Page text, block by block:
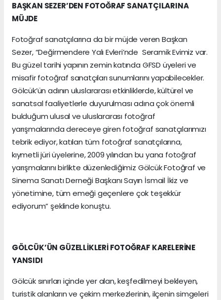
BAŞKAN SEZER’DEN FOTOĞRAF SANATÇILARINA
MÜJDE
Fotoğraf sanatçılarına da bir müjde veren Başkan
Sezer, “Değirmendere Yalı Evleri’nde Seramik Evimiz var.
Bu güzel tarihi yapının zemin katında GFSD üyeleri ve
misafir fotoğraf sanatçıları sunumlarını yapabilecekler.
Gölcük’ün adının uluslararası etkinliklerde, kültürel ve
sanatsal faaliyetlerle duyurulması adına çok önemli
bulduğum ulusal ve uluslararası fotoğraf
yarışmalarında dereceye giren fotoğraf sanatçılarımızı
tebrik ediyor, katılan tüm fotoğraf sanatçılarına,
kıymetli jüri üyelerine, 2009 yılından bu yana fotoğraf
yarışmalarını birlikte düzenlediğimiz Gölcük Fotoğraf ve
Sinema Sanatı Derneği Başkanı Sayın İsmail İkiz ve
yönetimine, tüm emeği geçenlere çok teşekkür
ediyorum” şeklinde konuştu.
GÖLCÜK’ÜN GÜZELLİKLERİ FOTOĞRAF KARELERİNE
YANSIDI
Gölcük sınırları içinde yer alan, keşfedilmeyi bekleyen,
turistik alanların ve çekim merkezlerinin, ilçenin simgeleri